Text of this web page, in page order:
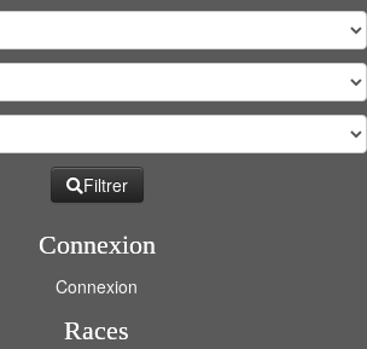
Filtrer
Connexion
Connexion
Races